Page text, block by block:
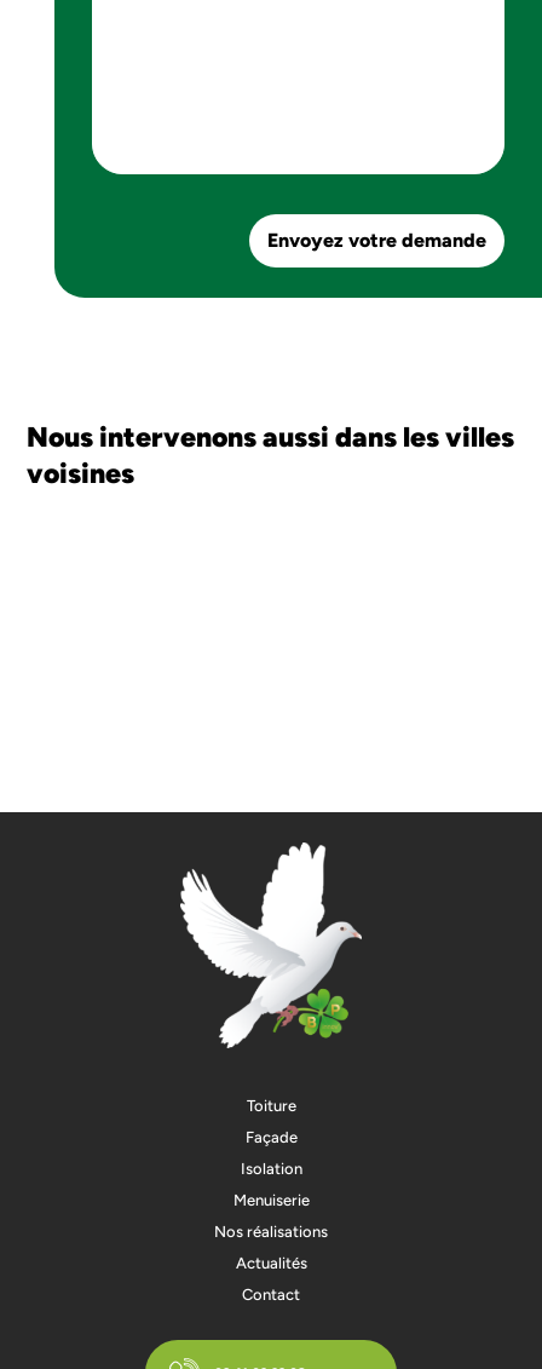
Envoyez votre demande
Nous intervenons aussi dans les villes
voisines
Toiture
Façade
Isolation
Menuiserie
Nos réalisations
Actualités
Contact